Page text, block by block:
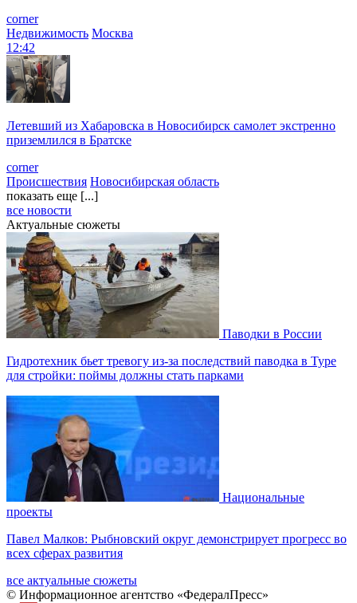
corner
Недвижимость Москва
12:42
Летевший из Хабаровска в Новосибирск самолет экстренно
приземлился в Братске
corner
Происшествия Новосибирская область
показать еще [...]
все новости
Актуальные сюжеты
Паводки в России
Гидротехник бьет тревогу из-за последствий паводка в Туре
для стройки: поймы должны стать парками
Национальные
проекты
Павел Малков: Рыбновский округ демонстрирует прогресс во
всех сферах развития
все актуальные сюжеты
© Информационное агентство «ФедералПресс»